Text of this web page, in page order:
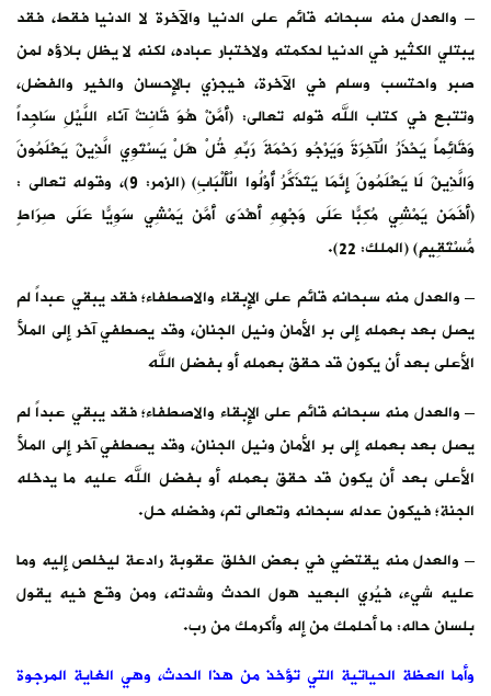
– والعدل منه سبحانه قائم على الدنيا والآخرة لا الدنيا فقط، فقد
يبتلي الكثير في الدنيا لحكمته ولاختبار عباده، لكنه لا يظل بلاؤه لمن
صبر واحتسب وسلم في الآخرة، فيجزي بالإحسان والخير والفضل،
وتتبع في كتاب الله قوله تعالى: (أَمَّنْ هُوَ قَانِتٌ آنَاء اللَّيْلِ سَاجِداً
وَقَائِماً يَحْذَرُ الْآخِرَةَ وَيَرْجُو رَحْمَةَ رَبِّهِ قُلْ هَلْ يَسْتَوِي الَّذِينَ يَعْلَمُونَ
وَالَّذِينَ لَا يَعْلَمُونَ إِنَّمَا يَتَذَكَّرُ أُوْلُوا الْأَلْبَابِ) (الزمر: 9)، وقوله تعالى :
(أَفَمَن يَمْشِي مُكِبّاً عَلَى وَجْهِهِ أَهْدَى أَمَّن يَمْشِي سَوِيّاً عَلَى صِرَاطٍ
مُّسْتَقِيمٍ) (الملك: 22).
– والعدل منه سبحانه قائم على الإبقاء والاصطفاء؛ فقد يبقي عبداً لم
يصل بعد بعمله إلى بر الأمان ونيل الجنان، وقد يصطفي آخر إلى الملأ
الأعلى بعد أن يكون قد حقق بعمله أو بفضل الله
– والعدل منه سبحانه قائم على الإبقاء والاصطفاء؛ فقد يبقي عبداً لم
يصل بعد بعمله إلى بر الأمان ونيل الجنان، وقد يصطفي آخر إلى الملأ
الأعلى بعد أن يكون قد حقق بعمله أو بفضل الله عليه ما يدخله
الجنة؛ فيكون عدله سبحانه وتعالى تم، وفضله حل.
– والعدل منه يقتضي في بعض الخلق عقوبة رادعة ليخلص إليه وما
عليه شيء، فيُري البعيد هول الحدث وشدته، ومن وقع فيه يقول
بلسان حاله: ما أحلمك من إله وأكرمك من رب.
وأما العظة الحياتية التي تؤخذ من هذا الحدث، وهي الغاية المرجوة